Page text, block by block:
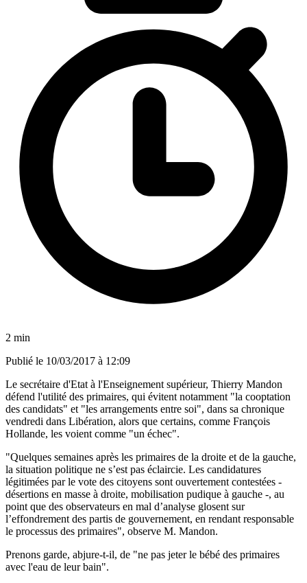
2 min
Publié le 10/03/2017 à 12:09
Le secrétaire d'Etat à l'Enseignement supérieur, Thierry Mandon
défend l'utilité des primaires, qui évitent notamment "la cooptation
des candidats" et "les arrangements entre soi", dans sa chronique
vendredi dans Libération, alors que certains, comme François
Hollande, les voient comme "un échec".
"Quelques semaines après les primaires de la droite et de la gauche,
la situation politique ne s’est pas éclaircie. Les candidatures
légitimées par le vote des citoyens sont ouvertement contestées -
désertions en masse à droite, mobilisation pudique à gauche -, au
point que des observateurs en mal d’analyse glosent sur
l’effondrement des partis de gouvernement, en rendant responsable
le processus des primaires", observe M. Mandon.
Prenons garde, abjure-t-il, de "ne pas jeter le bébé des primaires
avec l'eau de leur bain".